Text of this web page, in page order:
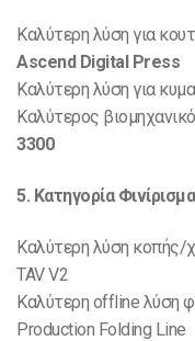
Καλύτερη λύση για
Ascend Digital Press
Καλύτερη λύση για
Καλύτερος
3300
5. Κατηγορία Φινίρισμα
Καλύτερη λύση κοπής/
TAV V2
Καλύτερη offline λύση
Production Folding Line